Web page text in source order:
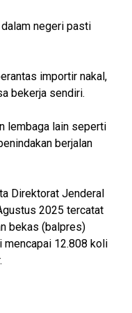
negeri pasti
importir nakal,
bekerja sendiri.
lembaga lain seperti
berjalan
Direktorat Jenderal
2025 tercatat
bekas (balpres)
mencapai 12.808 koli